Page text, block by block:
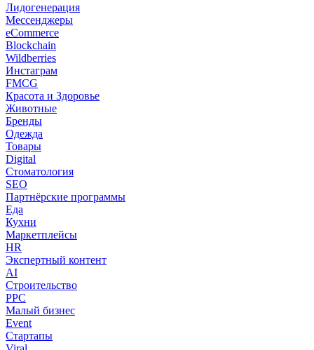
Лидогенерация
Мессенджеры
eCommerce
Blockchain
Wildberries
Инстаграм
FMCG
Красота и Здоровье
Животные
Бренды
Одежда
Товары
Digital
Стоматология
SEO
Партнёрские программы
Еда
Кухни
Маркетплейсы
HR
Экспертный контент
AI
Строительство
PPC
Малый бизнес
Event
Стартапы